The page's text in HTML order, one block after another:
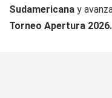
Sudamericana y
Torneo Apertura 2026.